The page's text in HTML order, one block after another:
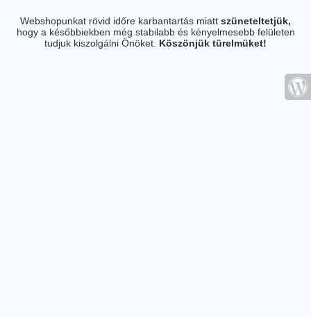
Webshopunkat rövid időre karbantartás miatt szüneteltetjük,
hogy a későbbiekben még stabilabb és kényelmesebb felületen
tudjuk kiszolgálni Önöket. Köszönjük türelmüket!